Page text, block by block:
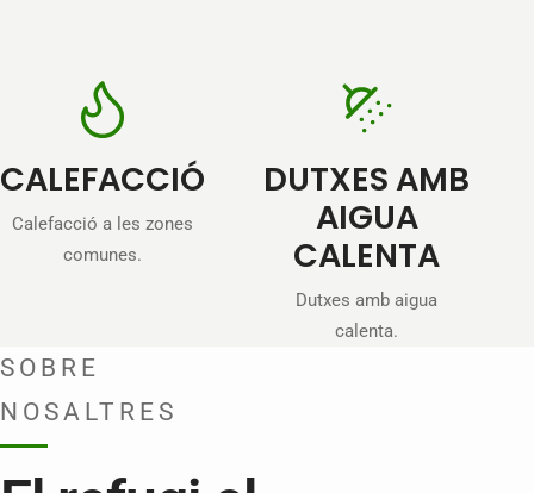
CALEFACCIÓ
Calefacció a les zones
comunes.
DUTXES AMB
AIGUA
CALENTA
Dutxes amb aigua
calenta.
SOBRE
NOSALTRES